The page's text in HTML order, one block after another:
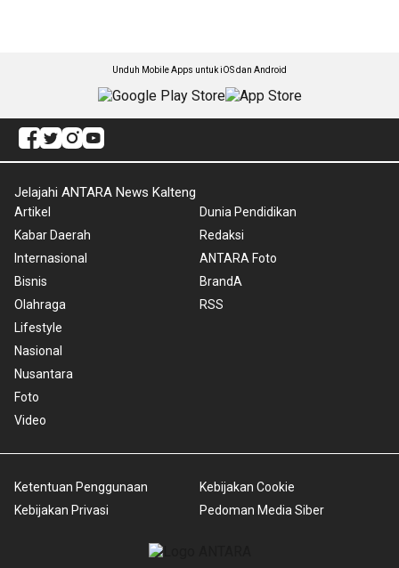
Unduh Mobile Apps untuk iOS dan Android
Jelajahi ANTARA News Kalteng
Artikel
Kabar Daerah
Internasional
Bisnis
Olahraga
Lifestyle
Nasional
Nusantara
Foto
Video
Dunia Pendidikan
Redaksi
ANTARA Foto
BrandA
RSS
Ketentuan Penggunaan
Kebijakan Privasi
Kebijakan Cookie
Pedoman Media Siber